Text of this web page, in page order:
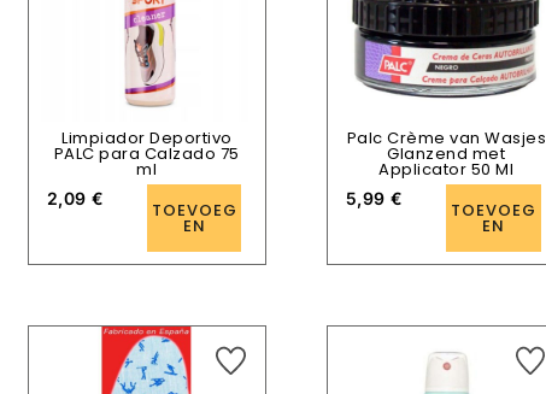
Limpiador Deportivo
PALC para Calzado 75
ml
2,09€
TOEVOEG
EN
Palc Crème van Wasjes
Glanzend met
Applicator 50 Ml
5,99€
TOEVOEG
EN